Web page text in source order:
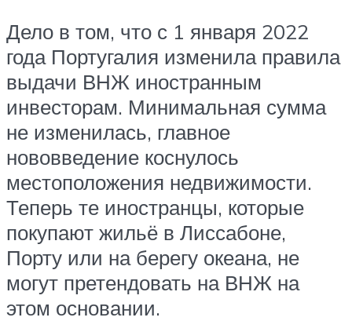
Дело в том, что с 1 января 2022
года Португалия изменила правила
выдачи ВНЖ иностранным
инвесторам. Минимальная сумма
не изменилась, главное
нововведение коснулось
местоположения недвижимости.
Теперь те иностранцы, которые
покупают жильё в Лиссабоне,
Порту или на берегу океана, не
могут претендовать на ВНЖ на
этом основании.